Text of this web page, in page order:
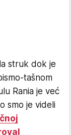
struk dok je
tašnom
Rania je već
smo je videli